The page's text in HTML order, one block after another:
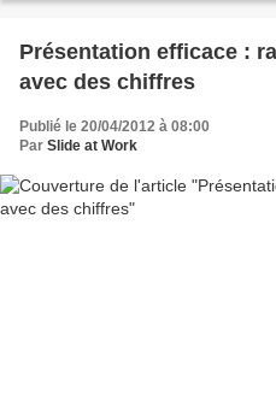
Présentation efficace :
avec des chiffres
Publié le 20/04/2012 à 08:00
Par Slide at Work